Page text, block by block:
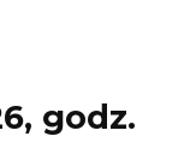
godz.